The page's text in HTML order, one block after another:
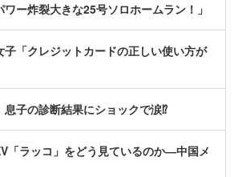
ー炸裂大きな25号ソロホームラン！」
子「クレジットカードの正しい使い方が
息子の診断結果にショックで涙⁉
「ラッコ」をどう見ているのか―中国メ